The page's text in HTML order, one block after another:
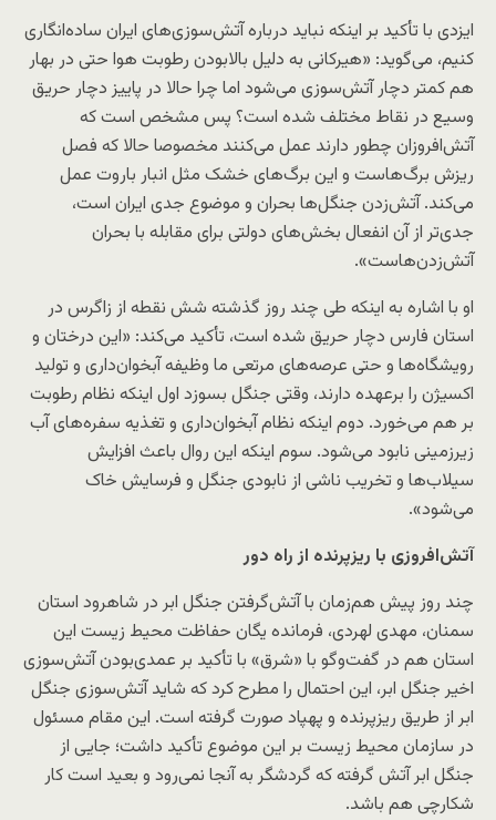
ایزدی با تأکید بر اینکه نباید درباره آتش‌سوزی‌های ایران ساده‌انگاری
کنیم، می‌گوید: «هیرکانی به دلیل بالابودن رطوبت هوا حتی در بهار
هم کمتر دچار آتش‌سوزی می‌شود اما چرا حالا در پاییز دچار حریق
وسیع در نقاط مختلف شده است؟ پس مشخص است که
آتش‌افروزان چطور دارند عمل می‌کنند مخصوصا حالا که فصل
ریزش برگ‌هاست و این برگ‌های خشک مثل انبار باروت عمل
می‌کند. آتش‌زدن جنگل‌ها بحران و موضوع جدی ایران است،
جدی‌تر از آن انفعال بخش‌های دولتی برای مقابله با بحران
آتش‌زدن‌هاست».
او با اشاره به اینکه طی چند روز گذشته شش نقطه از زاگرس در
استان فارس دچار حریق شده است، تأکید می‌‎کند: «این درختان و
رویشگاه‌ها و حتی عرصه‌های مرتعی ما وظیفه آبخوان‌داری و تولید
اکسیژن را برعهده دارند، وقتی جنگل بسوزد اول اینکه نظام رطوبت
بر هم می‌خورد. دوم اینکه نظام آبخوان‌داری و تغذیه سفره‌های آب
زیرزمینی نابود می‌شود. سوم اینکه این روال باعث افزایش
سیلاب‌ها و تخریب ناشی از نابودی جنگل و فرسایش خاک
می‌شود».
آتش‌افروزی با ریزپرنده از راه دور
چند روز پیش هم‌زمان با آتش‌گرفتن جنگل ابر در شاهرود استان
سمنان، مهدی لهردی، فرمانده یگان حفاظت محیط زیست این
استان هم در گفت‌وگو با «شرق» با تأکید بر عمدی‌بودن آتش‌سوزی
اخیر جنگل ابر، این احتمال را مطرح کرد که شاید آتش‌سوزی جنگل
ابر از طریق ریزپرنده و پهپاد صورت گرفته است. این مقام مسئول
در سازمان محیط‌ زیست بر این موضوع تأکید داشت؛ جایی از
جنگل ابر آتش گرفته که گردشگر به آنجا نمی‌رود و بعید است کار
شکارچی هم باشد.